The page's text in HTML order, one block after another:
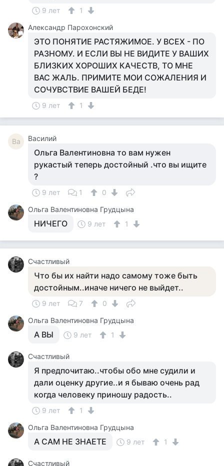
9 лет
1
Александр Парохонский
ЭТО ПОНЯТИЕ РАСТЯЖИМОЕ. У ВСЕХ - ПО
РАЗНОМУ. И ЕСЛИ ВЫ НЕ ВИДИТЕ У ВАШИХ
БЛИЗКИХ ХОРОШИХ КАЧЕСТВ, ТО МНЕ
ВАС ЖАЛЬ. ПРИМИТЕ МОИ СОЖАЛЕНИЯ И
СОЧУВСТВИЕ ВАШЕЙ БЕДЕ!
9 лет 1
Ва Василий
Ольга Валентиновна то вам нужен
рукастый теперь достойный .что вы ищите
?
9 лет 1
0
Ольга Валентиновна Грудцына
НИЧЕГО 9 лет 1
Счастливый
Что бы их найти надо самому тоже быть
достойным..иначе ничего не выйдет..
9 лет 7
0
Ольга Валентиновна Грудцына
А ВЫ 9 лет 1
Счастливый
Я предпочитаю..чтобы обо мне судили и
дали оценку другие..и я бываю очень рад
когда человеку приношу радость..
9 лет
1
Ольга Валентиновна Грудцына
А САМ НЕ ЗНАЕТЕ 9 лет 1
Счастливый